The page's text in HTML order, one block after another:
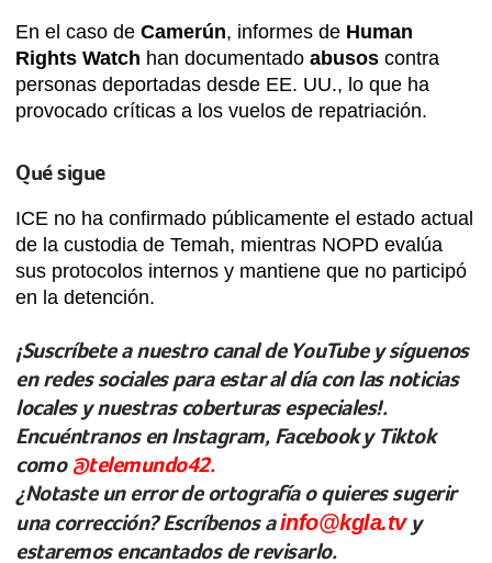
En el caso de Camerún, informes de Human
Rights Watch han documentado abusos contra
personas deportadas desde EE. UU., lo que ha
provocado críticas a los vuelos de repatriación.
Qué sigue
ICE no ha confirmado públicamente el estado actual
de la custodia de Temah, mientras NOPD evalúa
sus protocolos internos y mantiene que no participó
en la detención.
¡Suscríbete a nuestro canal de YouTube y síguenos
en redes sociales para estar al día con las noticias
locales y nuestras coberturas especiales!.
Encuéntranos en Instagram, Facebook y Tiktok
como@telemundo42.
¿Notaste un error de ortografía o quieres sugerir
una corrección? Escríbenos ainfo@kgla.tvy
estaremos encantados de revisarlo.